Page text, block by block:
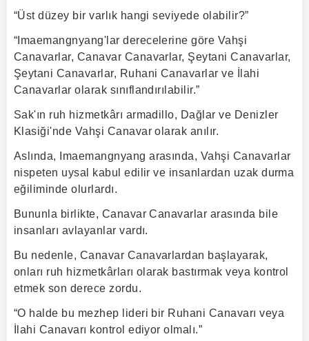
“Üst düzey bir varlık hangi seviyede olabilir?”
“Imaemangnyang'lar derecelerine göre Vahşi
Canavarlar, Canavar Canavarlar, Şeytani Canavarlar,
Şeytani Canavarlar, Ruhani Canavarlar ve İlahi
Canavarlar olarak sınıflandırılabilir.”
Sak'ın ruh hizmetkârı armadillo, Dağlar ve Denizler
Klasiği'nde Vahşi Canavar olarak anılır.
Aslında, Imaemangnyang arasında, Vahşi Canavarlar
nispeten uysal kabul edilir ve insanlardan uzak durma
eğiliminde olurlardı.
Bununla birlikte, Canavar Canavarlar arasında bile
insanları avlayanlar vardı.
Bu nedenle, Canavar Canavarlardan başlayarak,
onları ruh hizmetkârları olarak bastırmak veya kontrol
etmek son derece zordu.
“O halde bu mezhep lideri bir Ruhani Canavarı veya
İlahi Canavarı kontrol ediyor olmalı.”